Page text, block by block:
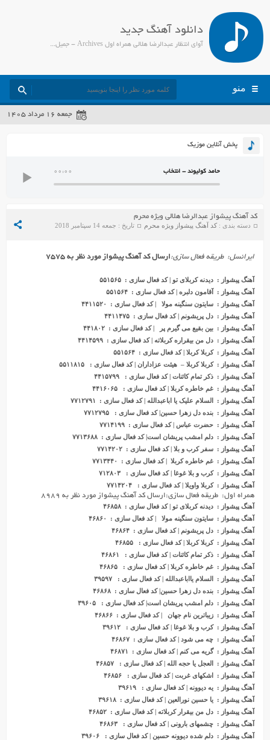
دانلود آهنگ جدید
آوای انتظار عبدالرضا هلالی همراه اول Archives - جمیل مدیا
منو
جمعه ۱۶ مرداد ۱۴۰۵
پخش آنلاین موزیک
00:00 حامد کولیوند - انتخاب
کد آهنگ پیشواز عبدالرضا هلالی ویژه محرم
دسته بندی :کد آهنگ پیشواز ویژه محرم تاریخ : جمعه 14 سپتامبر 2018
ایرانسل: طریقه فعال سازی:ارسال کد آهنگ پیشواز مورد نظر به ۷۵۷۵
آهنگ پیشواز : دیدنه کربلای تو | کد فعال سازی : ۵۵۱۵۶۵
آهنگ پیشواز : آقامون دلبره | کد فعال سازی : ۵۵۱۵۶۴
آهنگ پیشواز : سایتون سنگینه مولا | کد فعال سازی : ۴۴۱۱۵۲۰
آهنگ پیشواز : دل پریشونم | کد فعال سازی : ۴۴۱۱۴۷۵
آهنگ پیشواز : بین بقیع می گیرم پر | کد فعال سازی : ۴۴۱۸۰۲
آهنگ پیشواز : دل من بیقراره کربلاته | کد فعال سازی : ۴۴١۴۵٩٩
آهنگ پیشواز : کربلا کربلا | کد فعال سازی : ۵۵١۵۶۴
آهنگ پیشواز : کربلا کربلا – هیئت عزاداران | کد فعال سازی : ۵۵١١٨١۵
آهنگ پیشواز : ذکر تمام کائنات | کد فعال سازی : ۴۴١۵٧٩٩
آهنگ پیشواز : غم خاطره کربلا | کد فعال سازی : ۴۴١۶٠۶۵
آهنگ پیشواز : السلام علیک یا اباعبدالله | کد فعال سازی : ۷۷۱۲۷۹۱
آهنگ پیشواز : بنده دل زهرا حسین| کد فعال سازی : ۷۷۱۲۷۹۵
آهنگ پیشواز : حضرت عباس | کد فعال سازی : ۷۷۱۴۱۹۹
آهنگ پیشواز : دلم امشب پریشان است| کد فعال سازی : ۷۷۱۳۶۸۸
آهنگ پیشواز : سفر کرب و بلا | کد فعال سازی : ۷۷۱۴۲۰۲
آهنگ پیشواز : غم خاطره کربلا | کد فعال سازی : ۷۷۱۳۴۴۰
آهنگ پیشواز : کرب و بلا غوغا | کد فعال سازی : ۷۱۲۸۰۳
آهنگ پیشواز : کربلا واویلا | کد فعال سازی : ۷۷۱۴۲۰۴
همراه اول: طریقه فعال سازی:ارسال کد آهنگ پیشواز مورد نظر به ۸۹۸۹
آهنگ پیشواز : دیدنه کربلای تو | کد فعال سازی : ۴۶۸۵۸
آهنگ پیشواز : سایتون سنگینه مولا | کد فعال سازی : ۴۶۸۶۰
آهنگ پیشواز : دل پریشونم | کد فعال سازی : ۴۶۸۶۴
آهنگ پیشواز : کربلا کربلا | کد فعال سازی : ۴۶۸۵۵
آهنگ پیشواز : ذکر تمام کائنات | کد فعال سازی : ۴۶۸۶۱
آهنگ پیشواز : غم خاطره کربلا | کد فعال سازی : ۴۶۸۶۵
آهنگ پیشواز : السلام یااباعبدالله | کد فعال سازی : ۳۹۵۹۷
آهنگ پیشواز : بنده دل زهرا حسین| کد فعال سازی : ۴۶۸۶۸
آهنگ پیشواز : دلم امشب پریشان است| کد فعال سازی : ۳۹۶۰۵
آهنگ پیشواز : زیباترین نام جهان | کد فعال سازی : ۴۶۸۶۶
آهنگ پیشواز : کرب و بلا غوغا | کد فعال سازی : ۳۹۶۱۲
آهنگ پیشواز : چه می شود | کد فعال سازی : ۴۶۸۶۷
آهنگ پیشواز : گریه می کنم | کد فعال سازی : ۴۶۸۷۱
آهنگ پیشواز : العجل یا حجه الله | کد فعال سازی : ۴۶۸۵۷
آهنگ پیشواز : اشکهای غربت | کد فعال سازی : ۴۶۸۵۶
آهنگ پیشواز : یه دیوونه | کد فعال سازی : ۳۹۶۱۹
آهنگ پیشواز : یا حسین نورالعین | کد فعال سازی : ۳۹۶۱۸
آهنگ پیشواز : دل من بیقرار کربلاته | کد فعال سازی : ۴۶۸۵۲
آهنگ پیشواز : چشمهای بارونی | کد فعال سازی : ۴۶۸۶۳
آهنگ پیشواز : دلم شده دیوونه حسین | کد فعال سازی : ۳۹۶۰۶